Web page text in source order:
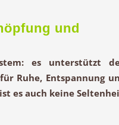
und
es unterstützt
Ruhe, Entspannung
ist es auch keine